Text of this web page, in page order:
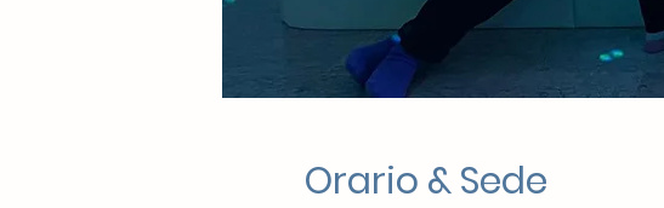
Orario & Sede